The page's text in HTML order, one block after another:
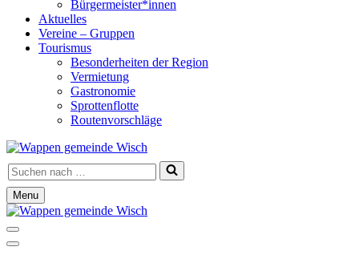
Bürgermeister*innen
Aktuelles
Vereine – Gruppen
Tourismus
Besonderheiten der Region
Vermietung
Gastronomie
Sprottenflotte
Routenvorschläge
Suchen
nach …
Menu
Navigationsmenü
Navigationsmenü